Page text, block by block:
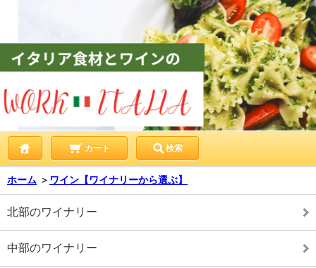
カート 検索
ホーム ＞ ワイン【ワイナリーから選ぶ】
北部のワイナリー
中部のワイナリー